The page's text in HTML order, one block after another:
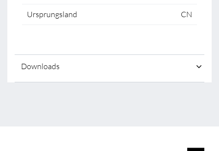
Ursprungsland CN
Downloads